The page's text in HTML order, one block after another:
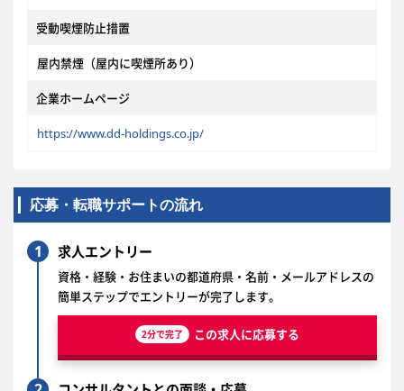
受動喫煙防止措置
屋内禁煙（屋内に喫煙所あり）
企業ホームページ
https://www.dd-holdings.co.jp/
応募・転職サポートの流れ
1 求人エントリー
資格・経験・お住まいの都道府県・名前・メールアドレスの
簡単ステップでエントリーが完了します。
2分で完了 この求人に応募する